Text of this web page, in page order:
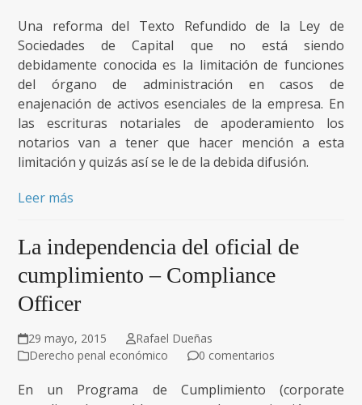
Una reforma del Texto Refundido de la Ley de
Sociedades de Capital que no está siendo
debidamente conocida es la limitación de funciones
del órgano de administración en casos de
enajenación de activos esenciales de la empresa. En
las escrituras notariales de apoderamiento los
notarios van a tener que hacer mención a esta
limitación y quizás así se le de la debida difusión.
Leer más
La independencia del oficial de
cumplimiento – Compliance
Officer
29 mayo, 2015
Rafael Dueñas
Derecho penal económico
0 comentarios
En un Programa de Cumplimiento (corporate